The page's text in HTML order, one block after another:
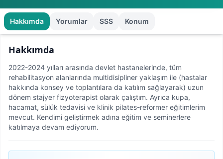
Hakkımda Yorumlar SSS Konum
Hakkımda
2022-2024 yılları arasında devlet hastanelerinde, tüm
rehabilitasyon alanlarında multidisipliner yaklaşım ile (hastalar
hakkında konsey ve toplantılara da katılım sağlayarak) uzun
dönem stajyer fizyoterapist olarak çalıştım. Ayrıca kupa,
hacamat, sülük tedavisi ve klinik pilates-reformer eğitimlerim
mevcut. Kendimi geliştirmek adına eğitim ve seminerlere
katılmaya devam ediyorum.